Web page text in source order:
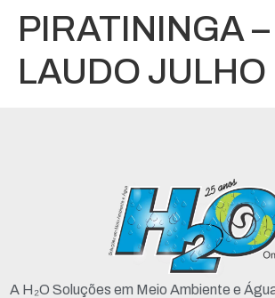
PIRATININGA –
LAUDO JULHO
A H₂O Soluções em Meio Ambiente e